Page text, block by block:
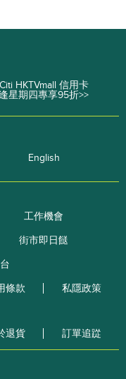
Citi HKTVmall 信用卡
星期四專享95折>>
English
工作機會
街市即日餸
條款 私隱政策
退貨 訂單追踨